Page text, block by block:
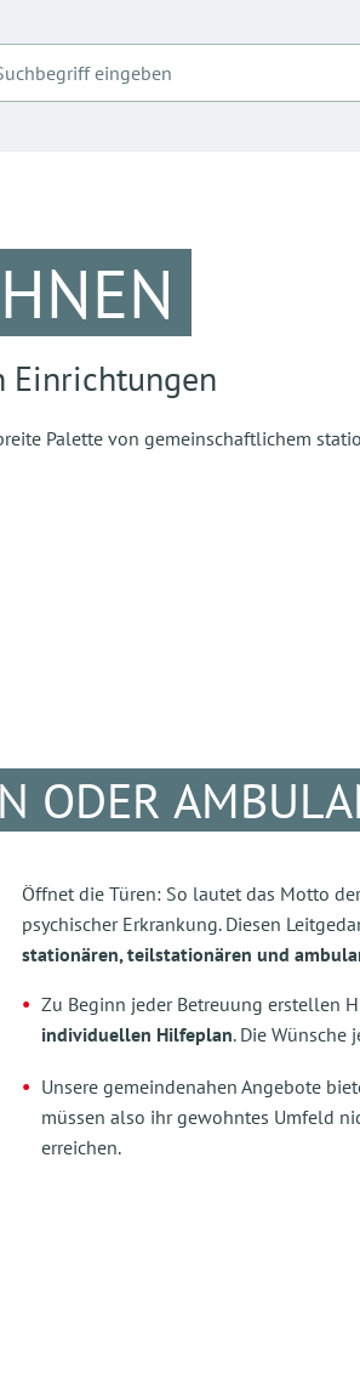
Einrichtungen
Palette von gemeinschaftlichem
ODER
Öffnet die Türen: So lautet das Motto
psychischer Erkrankung. Diesen
stationären, teilstationären und
Zu Beginn jeder Betreuung erstellen
individuellen Hilfeplan. Die
Unsere gemeindenahen Angebote
müssen also ihr gewohntes Umfeld
erreichen.